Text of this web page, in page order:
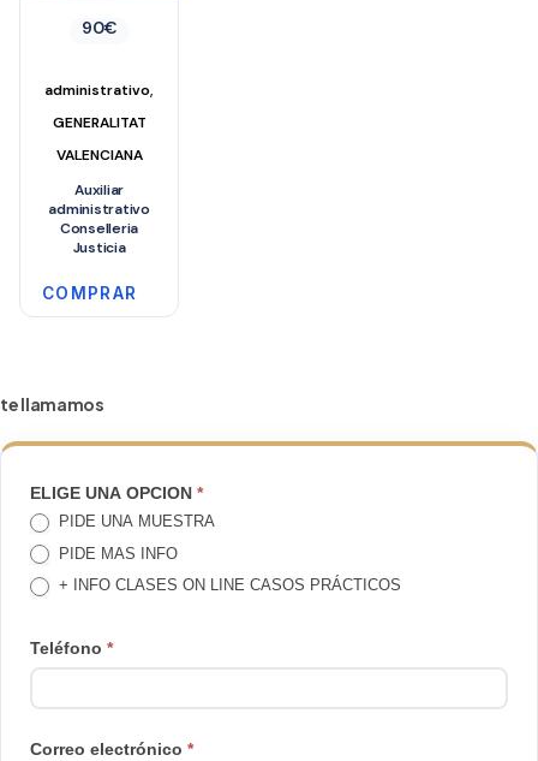
90€
administrativo,
GENERALITAT
VALENCIANA
Auxiliar
administrativo
Conselleria
Justicia
COMPRAR
te llamamos
TE
LLAMAMOS
ELIGE UNA OPCION *
PIDE UNA MUESTRA
PIDE MAS INFO
+ INFO CLASES ON LINE CASOS PRÁCTICOS
Teléfono *
Correo electrónico *